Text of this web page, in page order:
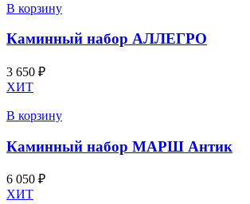
В корзину
Каминный набор АЛЛЕГРО
3 650 ₽
ХИТ
В корзину
Каминный набор МАРШ Антик
6 050 ₽
ХИТ